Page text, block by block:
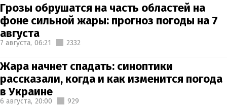
Грозы обрушатся на часть областей на
фоне сильной жары: прогноз погоды на 7
августа
7 августа, 06:21 2332
Жара начнет спадать: синоптики
рассказали, когда и как изменится погода
в Украине
6 августа, 20:00 929